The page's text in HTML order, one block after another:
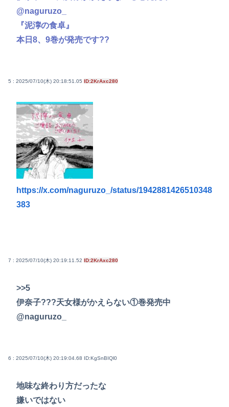
@naguruzo_
『泥濘の食卓』
本日8、9巻が発売です??
5 : 2025/07/10(木) 20:18:51.05 ID:2KrAxc280
https://x.com/naguruzo_/status/1942881426510348
383
7 : 2025/07/10(木) 20:19:11.52 ID:2KrAxc280
>>5
伊奈子???天女様がかえらない①巻発売中
@naguruzo_
6 : 2025/07/10(木) 20:19:04.68 ID:KgSnBIQl0
地味な終わり方だったな
嫌いではない